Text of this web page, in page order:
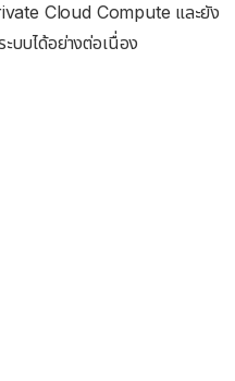
Cloud Compute และยัง
บบได้อย่างต่อเนื่อง